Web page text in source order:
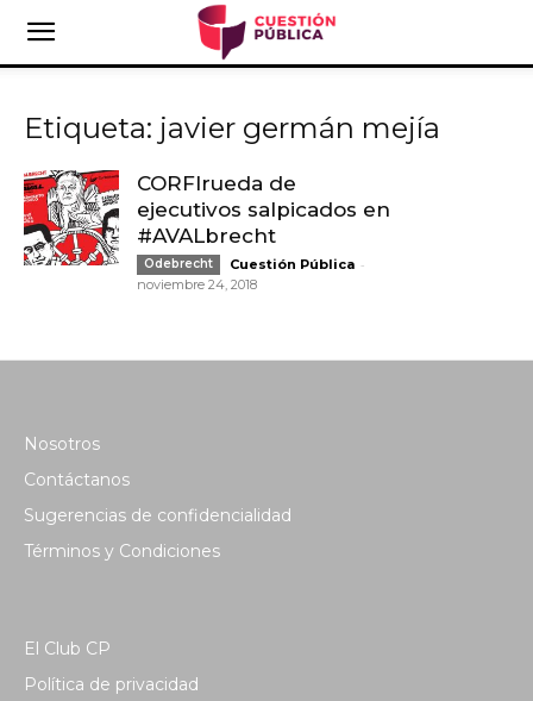
Etiqueta: javier germán mejía
CORFIrueda de
ejecutivos salpicados en
#AVALbrecht
Odebrecht Cuestión Pública -
noviembre 24, 2018
Nosotros
Contáctanos
Sugerencias de confidencialidad
Términos y Condiciones
El Club CP
Política de privacidad